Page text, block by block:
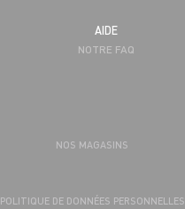
AIDE
NOTRE FAQ
NOS MAGASINS
POLITIQUE DE DONNÉES PERSONNELLES